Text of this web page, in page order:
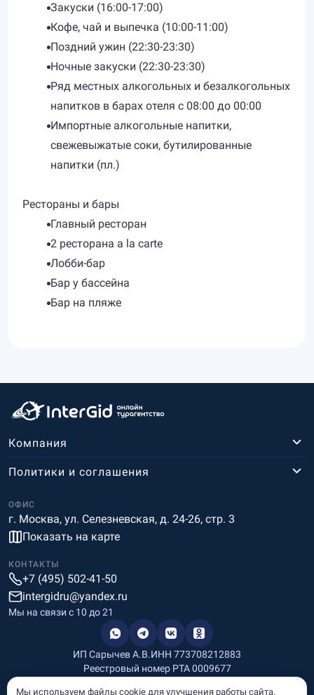
Закуски (16:00-17:00)
Кофе, чай и выпечка (10:00-11:00)
Поздний ужин (22:30-23:30)
Ночные закуски (22:30-23:30)
Ряд местных алкогольных и безалкогольных
напитков в барах отеля с 08:00 до 00:00
Импортные алкогольные напитки,
свежевыжатые соки, бутилированные
напитки (пл.)
Рестораны и бары
Главный ресторан
2 ресторана a la carte
Лобби-бар
Бар у бассейна
Бар на пляже
Компания
ОФИС
г. Москва, ул. Селезневская, д. 24-26, стр. 3
Показать на карте
Политики и соглашения
КОНТАКТЫ
+7 (495) 502-41-50
intergidru@yandex.ru
Мы на связи c 10 до 21
ИП Сарычев А.В.ИНН 773708212883
Реестровый номер РТА 0009677
Мы используем файлы cookie для улучшения работы сайта.